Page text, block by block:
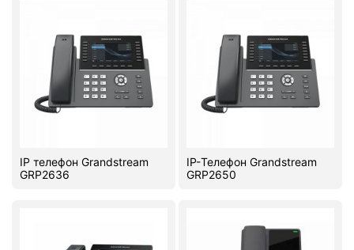
IP телефон Grandstream
GRP2636
IP-Телефон Grandstream
GRP2650